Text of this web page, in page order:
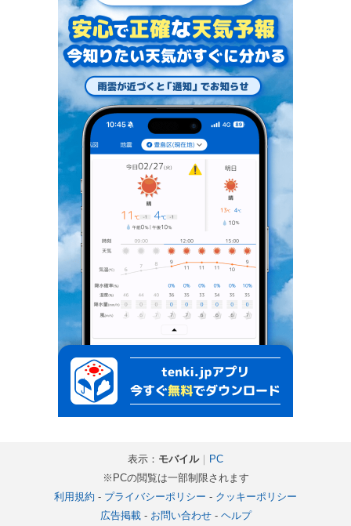
表示： モバイル｜ PC
※PCの閲覧は一部制限されます
利用規約 - プライバシーポリシー - クッキーポリシー
広告掲載- お問い合わせ- ヘルプ